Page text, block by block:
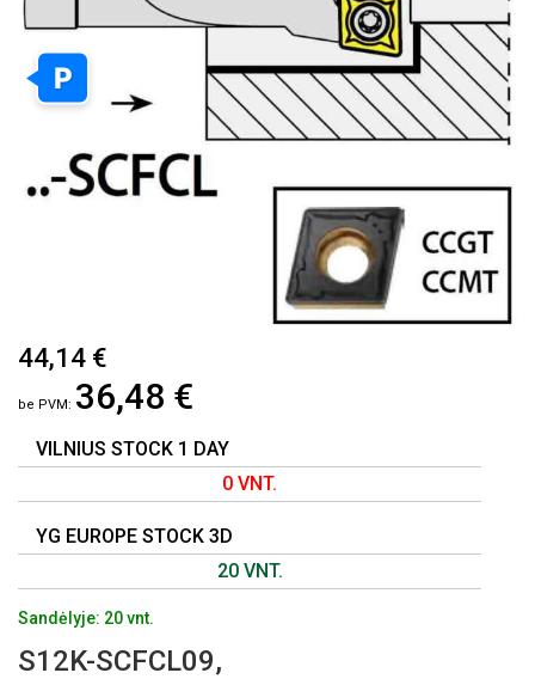
P
Į
PAVEIKSLĖLIŲ
PRADŽIĄ
44,14 €
36,48 €
VILNIUS STOCK 1 DAY
0 VNT.
YG EUROPE STOCK 3D
20 VNT.
Sandėlyje: 20 vnt.
S12K-SCFCL09,